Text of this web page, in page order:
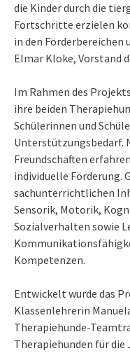
die Kinder durch die
Fortschritte erzielen
in den
Elmar Kloke, Vorstand
Im Rahmen des
ihre beiden
Schülerinnen und
Unterstützungsbedarf.
Freundschaften
individuelle Förderung.
sachunterrichtlichen
Sensorik, Motorik,
Sozialverhalten sowie
Kompetenzen.
Entwickelt wurde das
Klassenlehrerin
Therapiehunde-
Therapiehunden für die